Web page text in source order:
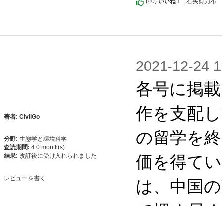
(40) いいね！ | 石头剪刀布
著者: CivilGo
分野: 生態学と環境科学
査読期間: 4.0 month(s)
結果: 改訂後に受け入れられました
レビューを書く
2021-12-24
各号に掲
作を支配
の留学を
価を得て
は、中国